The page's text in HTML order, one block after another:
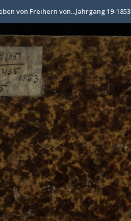
von Freihern von...Jahrgang 19-1853